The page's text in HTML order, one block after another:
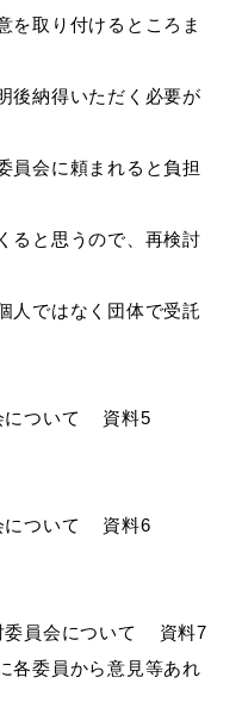
電子申請
ト「はまナビ」
取り付けるところま
納得いただく必要が
会に頼まれると負担
と思うので、再検討
ではなく団体で受託
について 資料5
について 資料6
委員会について 資料7
各委員から意見等あれ